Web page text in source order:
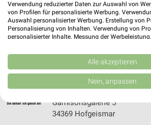
DEICHMANN Rotenburg
Waldweg 5
36199 Rotenburg
RENO Hofgeismar
Garnisonsgalerie 3
34369 Hofgeismar
Verwendung reduzierter Daten zur Auswahl von
von Profilen für personalisierte Werbung.
Auswahl personalisierter Werbung. Erstellung von
Personalisierung von Inhalten. Verwendung von
personalisierter Inhalte. Messung der
Kombinationen von Daten aus verschiedenen
Verbesserung der Angebote. Verwendung
von Inhalten.
Daten können außerhalb der Europäischen Union
USA gesendet werden.
Website/App.
Partnerliste anzeigen (1 IAB-Anbieter)
Alle akzeptieren
Nein, anpassen